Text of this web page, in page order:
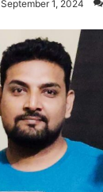
September 1, 2024